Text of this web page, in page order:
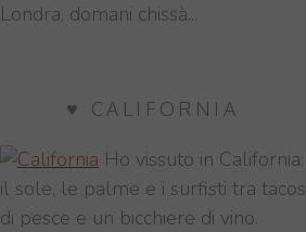
Londra, domani chissà...
♥ CALIFORNIA
Ho vissuto in California:
il sole, le palme e i surfisti tra tacos
di pesce e un bicchiere di vino.